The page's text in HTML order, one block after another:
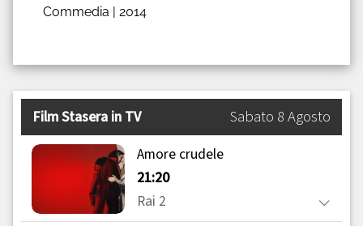
Commedia | 2014